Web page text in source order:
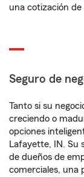
una cotización de
Seguro de
Tanto si su
creciendo o
opciones
Lafayette, IN. Su
de dueños de
comerciales, una